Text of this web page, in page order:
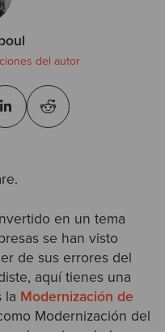
del autor
en un tema
se han visto
de sus errores del
aquí tienes una
la Modernización de
Modernización del